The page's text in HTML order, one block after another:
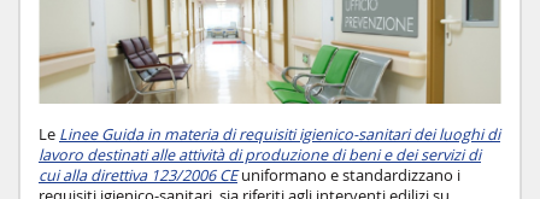
Le Linee Guida in materia di requisiti igienico-sanitari dei luoghi di
lavoro destinati alle attività di produzione di beni e dei servizi di
cui alla direttiva 123/2006 CEuniformano e standardizzano i